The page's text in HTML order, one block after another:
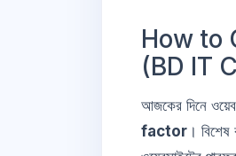
How to
(BD IT
আজকের দিনে
factor ।